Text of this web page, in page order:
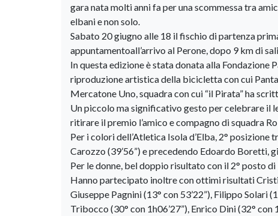
gara nata molti anni fa per una scommessa tra
elbani e non solo.
Sabato 20 giugno alle 18 il fischio di partenza
appuntamentoall’arrivo al Perone, dopo 9 km di
In questa edizione è stata donata alla Fondazione
riproduzione artistica della bicicletta con cui
Mercatone Uno, squadra con cui “il Pirata” ha
Un piccolo ma significativo gesto per celebrare il
ritirare il premio l’amico e compagno di squadra
Per i colori dell’Atletica Isola d’Elba, 2°
Carozzo (39’56”) e precedendo Edoardo Boretti,
Per le donne, bel doppio risultato con il 2° posto di
Hanno partecipato inoltre con ottimi risultati
Giuseppe Pagnini (13° con 53’22”), Filippo Solari
Tribocco (30° con 1h06’27”), Enrico Dini (32°